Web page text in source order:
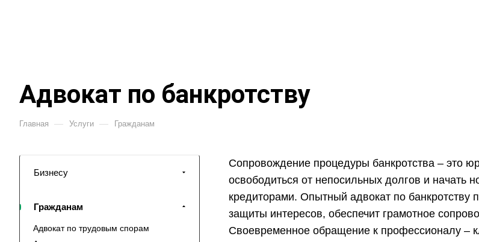
Адвокат по банкротству
Главная — Услуги — Гражданам
Сопровождение процедуры банкротства – это
освободиться от непосильных долгов и начать
кредиторами. Опытный адвокат по банкротству
защиты интересов, обеспечит грамотное
Своевременное обращение к профессионалу –
Бизнесу
Гражданам
Адвокат по трудовым спорам